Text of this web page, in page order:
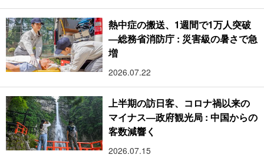
熱中症の搬送、1週間で1万人突破
―総務省消防庁 : 災害級の暑さで急
増
2026.07.22
上半期の訪日客、コロナ禍以来の
マイナス―政府観光局 : 中国からの
客数減響く
2026.07.15